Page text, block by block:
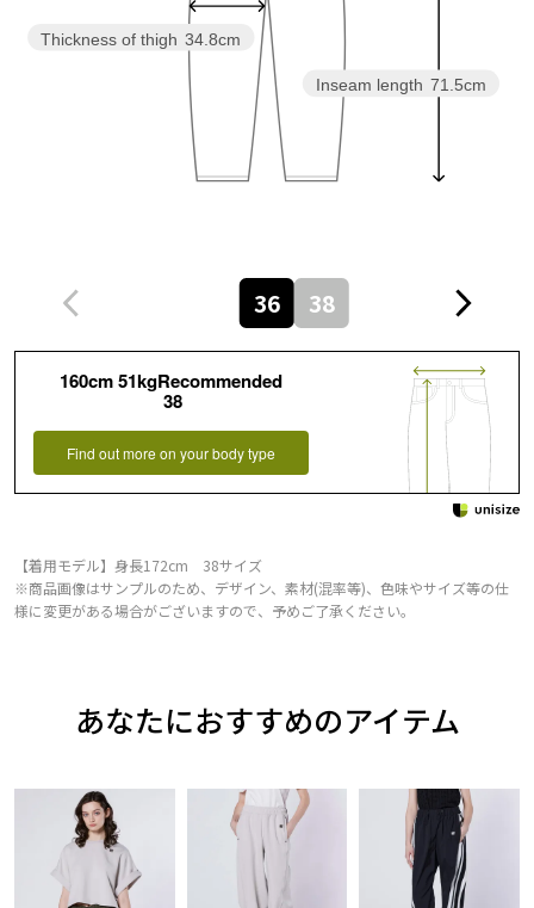
Inseam length 71.5cm
Thickness of thigh 34.8cm
36 38
160cm 51kgRecommended
38
Find out more on your body type
【着用モデル】身長172cm 38サイズ
※商品画像はサンプルのため、デザイン、素材(混率等)、色味やサイズ等の仕
様に変更がある場合がございますので、予めご了承ください。
あなたにおすすめのアイテム